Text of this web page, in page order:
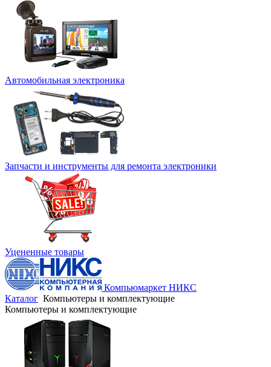
Автомобильная электроника
Запчасти и инструменты для ремонта электроники
Уцененные товары
Компьюмаркет НИКС
Каталог Компьютеры и комплектующие
Компьютеры и комплектующие